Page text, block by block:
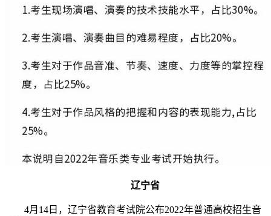
辽宁省
4月14日，辽宁省教育考试院公布2022年普通高校招生音